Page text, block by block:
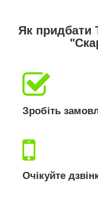
Як придбати
Зробіть
Очікуйте